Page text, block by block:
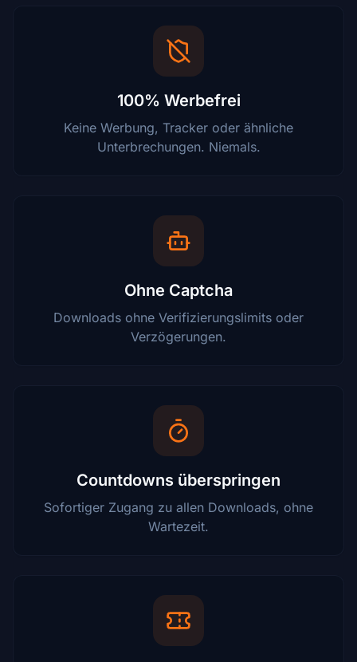
100% Werbefrei
Keine Werbung, Tracker oder ähnliche
Unterbrechungen. Niemals.
Ohne Captcha
Downloads ohne Verifizierungslimits oder
Verzögerungen.
Countdowns überspringen
Sofortiger Zugang zu allen Downloads, ohne
Wartezeit.